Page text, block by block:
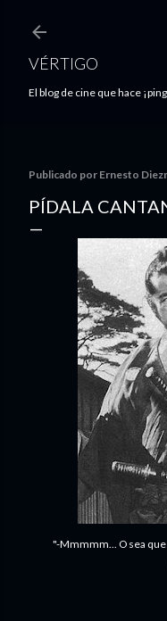
VÉRTIGO
El blog de cine que hace
Publicado por Ernesto
PÍDALA
"-Mmmmm... O sea